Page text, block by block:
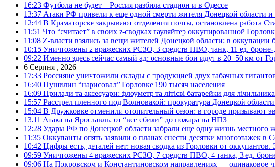
16:23 Футбола не будет – Россия разбила стадион и в Одессе
13:37 Атаки РФ привели к еще одной смерти жителя Донецкой области и
12:44 В Краматорске закрывают отделения почты, остановлена работа
11:51 Что “считает” в своих z-сводках гауляйтер оккупированной
11:08 Z-власти взялись за вещи жителей Донецкой области: в оккупации
10:15 Уничтожены 2 вражеских РСЗО, 3 средств ПВО, танк, 11 ед.
09:22 Именно здесь сейчас самый ад: основные бои идут в 20–50 км от
6 Серпня , 2026
17:33 Россияне уничтожили склады с продукцией двух табачных
16:40 Пушилин “нарисовал” Горловке 190 тысяч населения
16:09 Прилади та аксесуари: флоуметр та літієві батарейки для лічильника
15:57 Расстрел пленного под Волновахой: прокуратура Донецкой области
15:04 В Дружковке отменили отопительный сезон: в городе призывают
13:11 Атака на Ярославль: от “все сбили” до пожара на НПЗ
12:28 Удары РФ по Донецкой области забрали еще одну жизнь местного
11:35 Оккупанты опять заявили о планах снести десятки многоэтажек в
10:42 Цифры есть, деталей нет: новая сводка из Горловки от оккупантов.
09:59 Уничтожены 4 вражеских РСЗО, 7 средств ПВО, 4 танка, 3 ед.
09:06 На Покровском и Константиновском направлениях — одинаковое